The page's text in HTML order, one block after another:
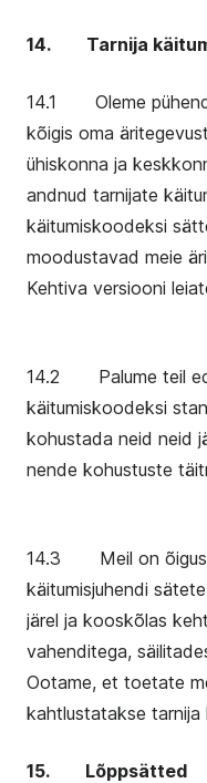
14. Tarnija
14.1 Oleme
kõigis oma
ühiskonna ja
andnud tarnijate
käitumiskoodeksi
moodustavad meie
Kehtiva versiooni
14.2 Palume teil
käitumiskoodeksi
kohustada neid neid
nende kohustuste
14.3 Meil on õigus
käitumisjuhendi
järel ja kooskõlas
vahenditega,
Ootame, et toetate
kahtlustatakse tarnija
15. Lõppsätted